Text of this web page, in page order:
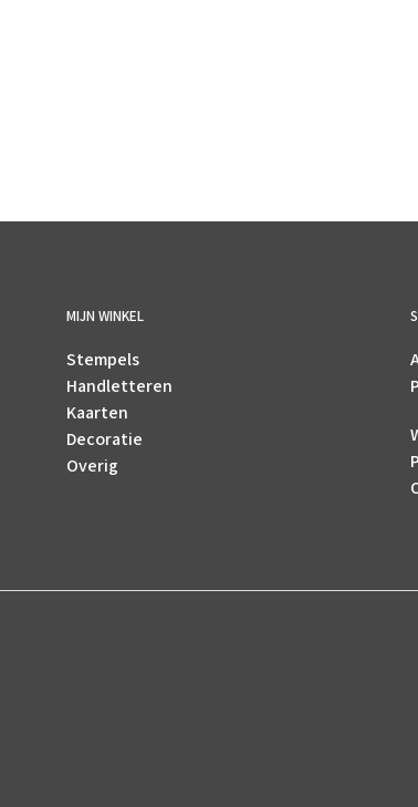
MIJN WINKEL
Stempels
Handletteren
Kaarten
Decoratie
Overig